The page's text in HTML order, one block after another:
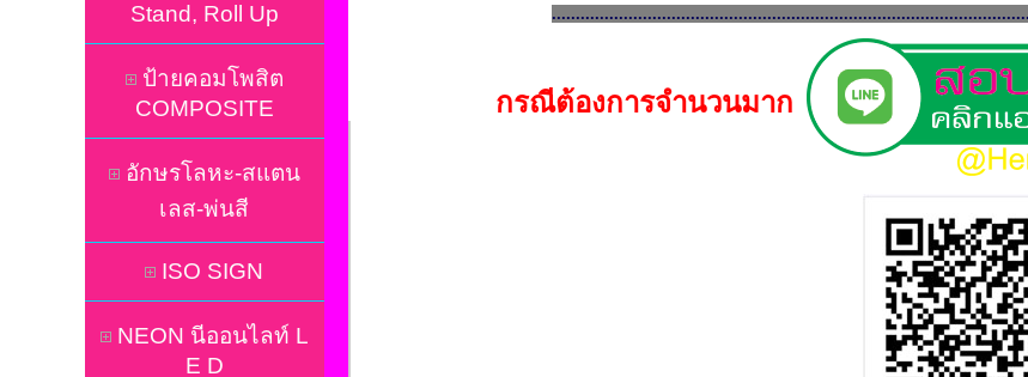
Stand, Roll Up
ป้ายคอมโพสิต
COMPOSITE
อักษรโลหะ-สแตน
เลส-พ่นสี
ISO SIGN
NEON นีออนไลท์ L
E D
กรณีต้องการจำนวนมาก